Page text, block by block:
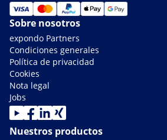
Sobre nosotros
expondo Partners
Condiciones generales
Política de privacidad
Cookies
Nota legal
Jobs
Nuestros productos